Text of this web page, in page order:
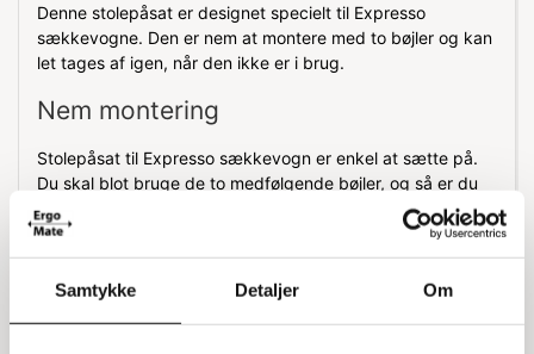
Samtykke Detaljer Om
Denne stolepåsat er designet specielt til Expresso
sækkevogne. Den er nem at montere med to bøjler og kan
let tages af igen, når den ikke er i brug.
Nem montering
Stolepåsat til Expresso sækkevogn er enkel at sætte på.
Du skal blot bruge de to medfølgende bøjler, og så er du
klar til at bruge den.
Aftagelig og praktisk
Når du ikke har brug for stolepåsat, kan den hurtigt tages
af. Det gør den meget praktisk og fleksibel i brug.